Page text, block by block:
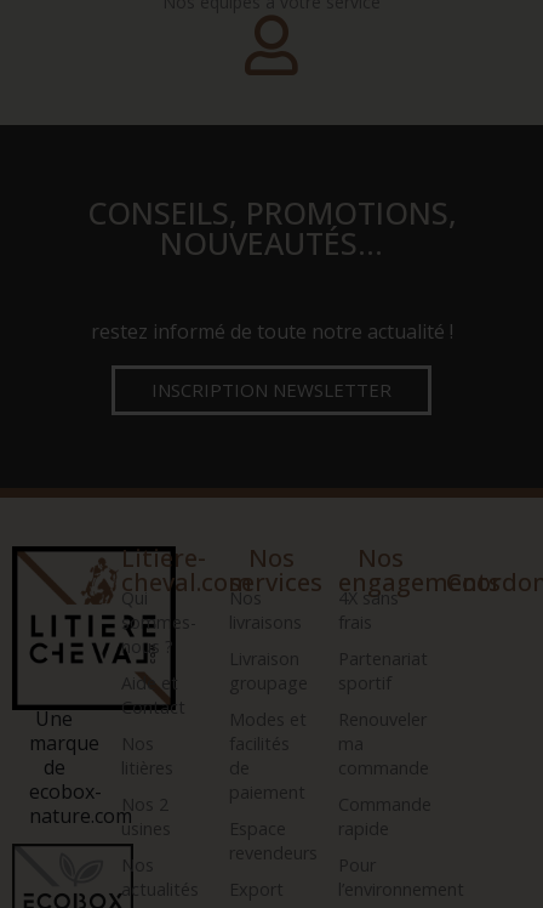
CONSEILS, PROMOTIONS,
NOUVEAUTÉS…
restez informé de toute notre actualité !
INSCRIPTION NEWSLETTER
Une
marque
de
ecobox-
nature.com
Litiere-
cheval.com
Qui
sommes-
nous ?
Aide et
Contact
Nos
litières
Nos 2
usines
Nos
actualités
Nos
services
Nos
livraisons
Livraison
groupage
Modes et
facilités
de
paiement
Espace
revendeurs
Export
Nos
engagements
4X sans
frais
Partenariat
sportif
Renouveler
ma
commande
Commande
rapide
Pour
l’environnement